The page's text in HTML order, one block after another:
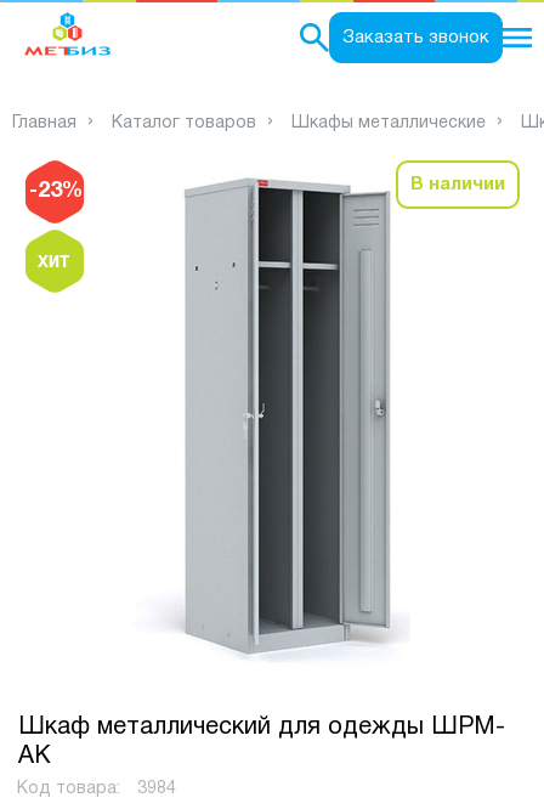
Заказать звонок
Главная Каталог товаров Шкафы металлические
-23% В наличии
Шкаф металлический для одежды ШРМ-
АК
Код товара: 3984